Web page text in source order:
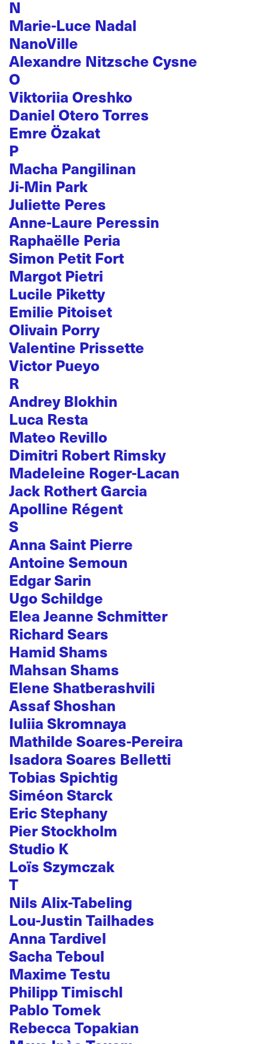
N
Marie-Luce Nadal
NanoVille
Alexandre Nitzsche Cysne
O
Viktoriia Oreshko
Daniel Otero Torres
Emre Özakat
P
Macha Pangilinan
Ji-Min Park
Juliette Peres
Anne-Laure Peressin
Raphaëlle Peria
Simon Petit Fort
Margot Pietri
Lucile Piketty
Emilie Pitoiset
Olivain Porry
Valentine Prissette
Victor Pueyo
R
Andrey Blokhin
Luca Resta
Mateo Revillo
Dimitri Robert Rimsky
Madeleine Roger-Lacan
Jack Rothert Garcia
Apolline Régent
S
Anna Saint Pierre
Antoine Semoun
Edgar Sarin
Ugo Schildge
Elea Jeanne Schmitter
Richard Sears
Hamid Shams
Mahsan Shams
Elene Shatberashvili
Assaf Shoshan
Iuliia Skromnaya
Mathilde Soares-Pereira
Isadora Soares Belletti
Tobias Spichtig
Siméon Starck
Eric Stephany
Pier Stockholm
Studio K
Loïs Szymczak
T
Nils Alix-Tabeling
Lou-Justin Tailhades
Anna Tardivel
Sacha Teboul
Maxime Testu
Philipp Timischl
Pablo Tomek
Rebecca Topakian